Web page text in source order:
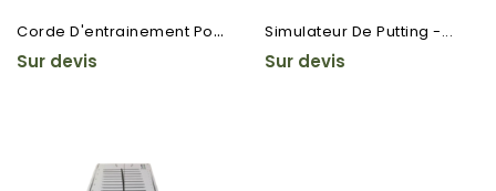
C
Orde D'entrainement Pour...
Sur devis
Simulateur De Putting -...
Sur devis